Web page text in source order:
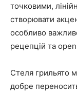
точковими,
створювати
особливо
рецепцій та
Стеля грильято
добре